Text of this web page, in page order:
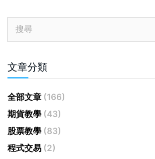
文章分類
全部文章 (166)
期貨教學 (43)
股票教學 (83)
程式交易 (2)